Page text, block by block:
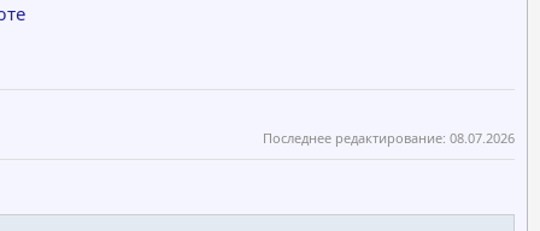
Последнее редактирование: 08.07.2026